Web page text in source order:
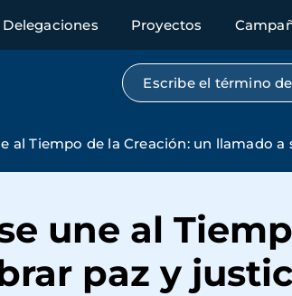
Delegaciones Proyectos
Búsqueda por
al Tiempo de la Creación: un llamado
une al
paz y